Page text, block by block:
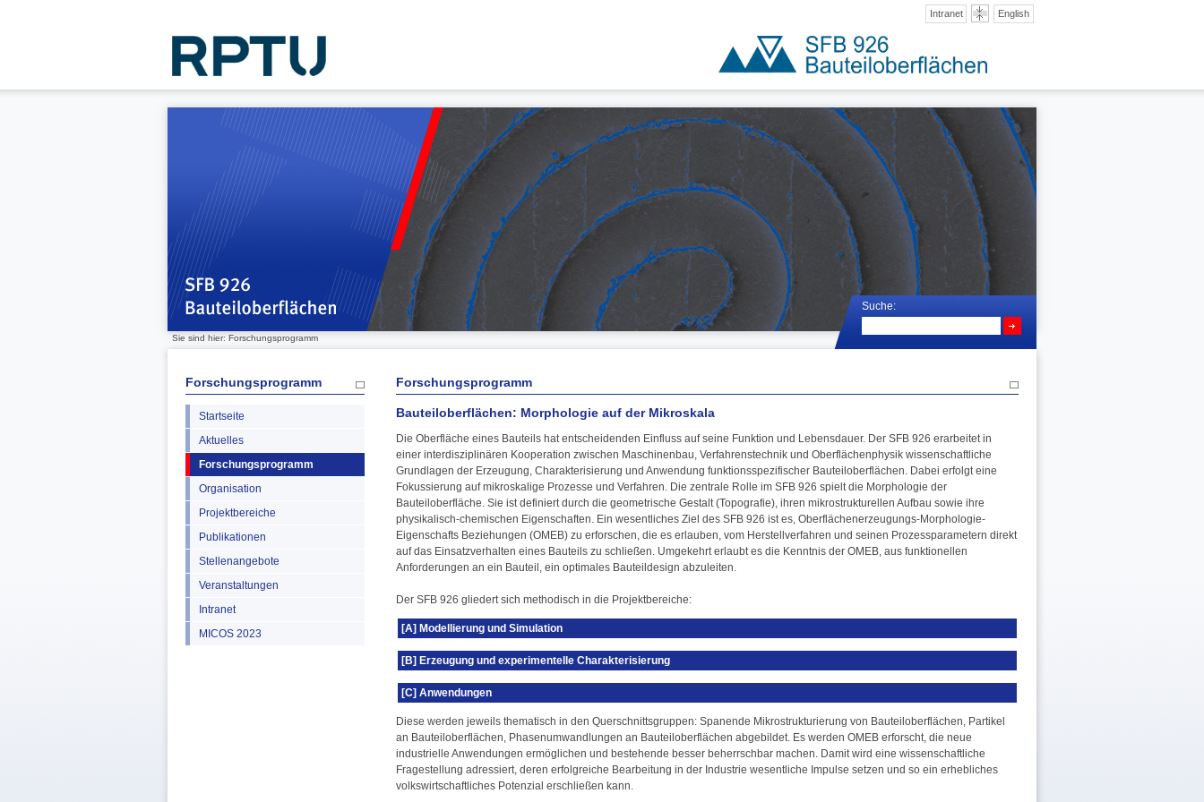
English
Intranet
Suche:
Sie sind hier: Forschungsprogramm
Forschungsprogramm
Startseite
Aktuelles
Forschungsprogramm
Organisation
Projektbereiche
Publikationen
Stellenangebote
Veranstaltungen
Intranet
MICOS 2023
Forschungsprogramm
Bauteiloberflächen: Morphologie auf der Mikroskala
Die Oberfläche eines Bauteils hat entscheidenden Einfluss auf seine Funktion und Lebensdauer. Der SFB 926 erarbeitet in
einer interdisziplinären Kooperation zwischen Maschinenbau, Verfahrenstechnik und Oberflächenphysik wissenschaftliche
Grundlagen der Erzeugung, Charakterisierung und Anwendung funktionsspezifischer Bauteiloberflächen. Dabei erfolgt eine
Fokussierung auf mikroskalige Prozesse und Verfahren. Die zentrale Rolle im SFB 926 spielt die Morphologie der
Bauteiloberfläche. Sie ist definiert durch die geometrische Gestalt (Topografie), ihren mikrostrukturellen Aufbau sowie ihre
physikalisch-chemischen Eigenschaften. Ein wesentliches Ziel des SFB 926 ist es, Oberflächenerzeugungs-Morphologie-
Eigenschafts Beziehungen (OMEB) zu erforschen, die es erlauben, vom Herstellverfahren und seinen Prozessparametern direkt
auf das Einsatzverhalten eines Bauteils zu schließen. Umgekehrt erlaubt es die Kenntnis der OMEB, aus funktionellen
Anforderungen an ein Bauteil, ein optimales Bauteildesign abzuleiten.
Der SFB 926 gliedert sich methodisch in die Projektbereiche:
[A] Modellierung und Simulation
[B] Erzeugung und experimentelle Charakterisierung
[C] Anwendungen
Diese werden jeweils thematisch in den Querschnittsgruppen: Spanende Mikrostrukturierung von Bauteiloberflächen, Partikel
an Bauteiloberflächen, Phasenumwandlungen an Bauteiloberflächen abgebildet. Es werden OMEB erforscht, die neue
industrielle Anwendungen ermöglichen und bestehende besser beherrschbar machen. Damit wird eine wissenschaftliche
Fragestellung adressiert, deren erfolgreiche Bearbeitung in der Industrie wesentliche Impulse setzen und so ein erhebliches
volkswirtschaftliches Potenzial erschließen kann.